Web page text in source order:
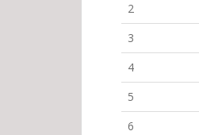
2
3
4
5
6